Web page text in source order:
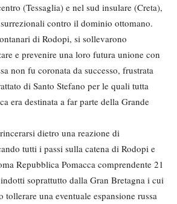
(Tessaglia) e nel sud insulare (Creta),
contro il dominio ottomano.
di Rodopi, si sollevarono
e prevenire una loro futura unione con
non fu coronata da successo, frustrata
di Santo Stefano per le quali tutta
era destinata a far parte della Grande
dietro una reazione di
tutti i passi sulla catena di Rodopi e
Repubblica Pomacca comprendente 21
soprattutto dalla Gran Bretagna i cui
tollerare una eventuale espansione russa